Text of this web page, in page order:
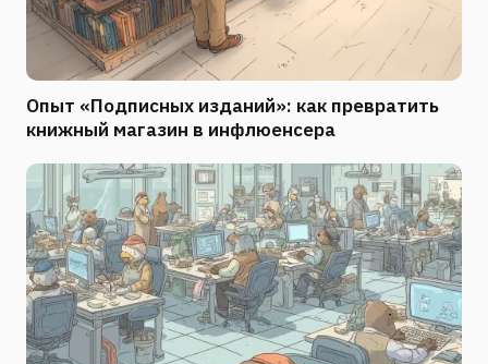
Опыт «Подписных изданий»: как превратить
книжный магазин в инфлюенсера